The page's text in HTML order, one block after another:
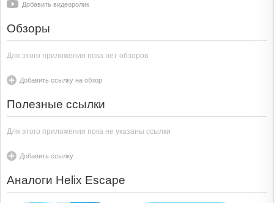
Добавить видеоролик
Обзоры
Для этого приложения пока нет обзоров
Добавить ссылку на обзор
Полезные ссылки
Для этого приложения пока не указаны ссылки
Добавить ссылку
Аналоги Helix Escape